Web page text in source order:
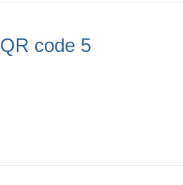
QR code 5